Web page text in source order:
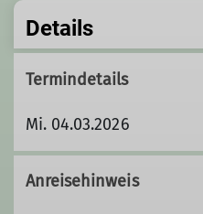
Details
Termindetails
Mi. 04.03.2026
Anreisehinweis